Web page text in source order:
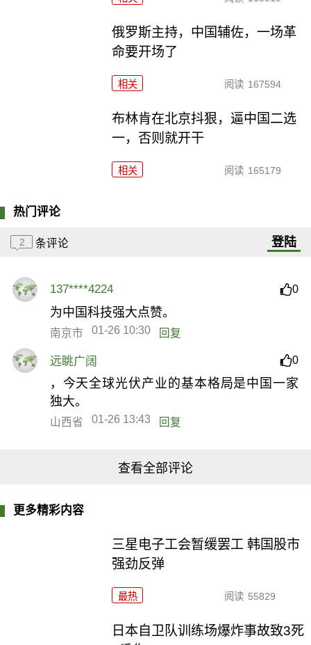
俄罗斯主持，中国辅佐，一场革
命要开场了
相关 阅读 167594
布林肯在北京抖狠，逼中国二选
一，否则就开干
相关 阅读 165179
热门评论
2 条评论 登陆
137****4224 0
为中国科技强大点赞。
南京市 01-26 10:30 回复
远眺广阔 0
，今天全球光伏产业的基本格局是中国一家
独大。
山西省 01-26 13:43 回复
查看全部评论
更多精彩内容
三星电子工会暂缓罢工 韩国股市
强劲反弹
最热 阅读 55829
日本自卫队训练场爆炸事故致3死